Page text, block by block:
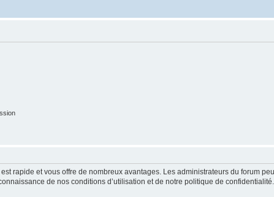
rapide et vous offre de nombreux avantages. Les administrateurs du forum
de nos conditions d’utilisation et de notre politique de